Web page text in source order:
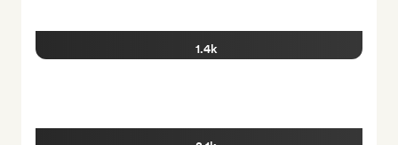
1.4k